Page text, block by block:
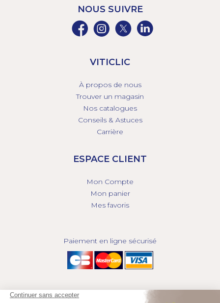
NOUS SUIVRE
VITICLIC
À propos de nous
Trouver un magasin
Nos catalogues
Conseils & Astuces
Carrière
ESPACE CLIENT
Mon Compte
Mon panier
Mes favoris
Paiement en ligne sécurisé
© 2025 - GROUPE COMPAS, TOUS DROITS RÉSERVÉS.